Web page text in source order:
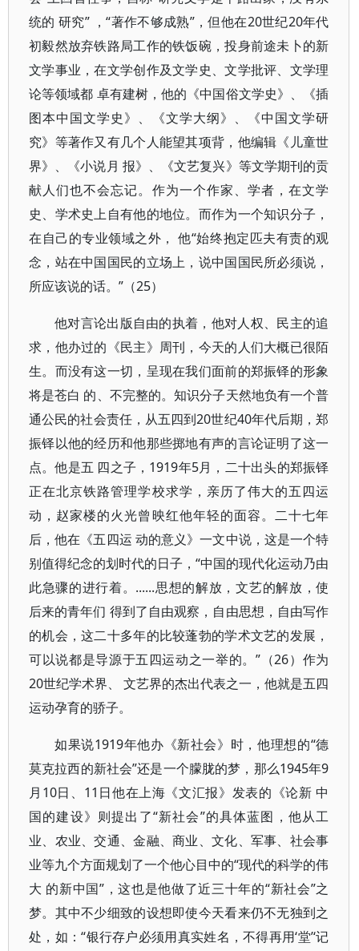
统的 研究” ，“著作不够成熟”，但他在20世纪20年代
初毅然放弃铁路局工作的铁饭碗，投身前途未卜的新
文学事业，在文学创作及文学史、文学批评、文学理
论等领域都 卓有建树，他的《中国俗文学史》、《插
图本中国文学史》、《文学大纲》、《中国文学研
究》等著作又有几个人能望其项背，他编辑《儿童世
界》、《小说月 报》、《文艺复兴》等文学期刊的贡
献人们也不会忘记。作为一个作家、学者，在文学
史、学术史上自有他的地位。而作为一个知识分子，
在自己的专业领域之外， 他“始终抱定匹夫有责的观
念，站在中国国民的立场上，说中国国民所必须说，
所应该说的话。”（25）
他对言论出版自由的执着，他对人权、民主的追
求，他办过的《民主》周刊，今天的人们大概已很陌
生。而没有这一切，呈现在我们面前的郑振铎的形象
将是苍白 的、不完整的。知识分子天然地负有一个普
通公民的社会责任，从五四到20世纪40年代后期，郑
振铎以他的经历和他那些掷地有声的言论证明了这一
点。他是五 四之子，1919年5月，二十出头的郑振铎
正在北京铁路管理学校求学，亲历了伟大的五四运
动，赵家楼的火光曾映红他年轻的面容。二十七年
后，他在《五四运 动的意义》一文中说，这是一个特
别值得纪念的划时代的日子，“中国的现代化运动乃由
此急骤的进行着。......思想的解放，文艺的解放，使
后来的青年们 得到了自由观察，自由思想，自由写作
的机会，这二十多年的比较蓬勃的学术文艺的发展，
可以说都是导源于五四运动之一举的。”（26）作为
20世纪学术界、 文艺界的杰出代表之一，他就是五四
运动孕育的骄子。
如果说1919年他办《新社会》时，他理想的“德
莫克拉西的新社会”还是一个朦胧的梦，那么1945年9
月10日、11日他在上海《文汇报》发表的《论新 中
国的建设》则提出了“新社会”的具体蓝图，他从工
业、农业、交通、金融、商业、文化、军事、社会事
业等九个方面规划了一个他心目中的“现代的科学的伟
大 的新中国”，这也是他做了近三十年的“新社会”之
梦。其中不少细致的设想即使今天看来仍不无独到之
处，如：“银行存户必须用真实姓名，不得再用‘堂’‘记